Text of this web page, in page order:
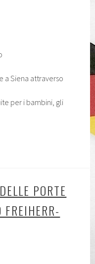
a Siena attraverso
per i bambini, gli
PORTE